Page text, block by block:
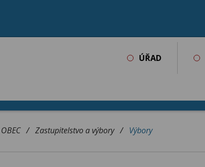
ÚŘAD
OBEC / Zastupitelstvo a výbory / Výbory